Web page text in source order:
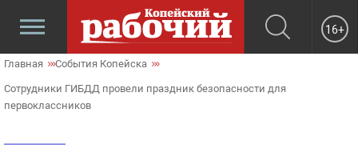
16+
Главная События Копейска
Сотрудники ГИБДД провели праздник безопасности для
первоклассников